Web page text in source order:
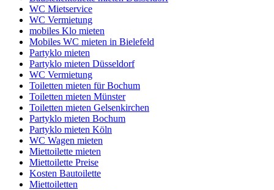
WC Mietservice
WC Vermietung
mobiles Klo mieten
Mobiles WC mieten in Bielefeld
Partyklo mieten
Partyklo mieten Düsseldorf
WC Vermietung
Toiletten mieten für Bochum
Toiletten mieten Münster
Toiletten mieten Gelsenkirchen
Partyklo mieten Bochum
Partyklo mieten Köln
WC Wagen mieten
Miettoilette mieten
Miettoilette Preise
Kosten Bautoilette
Miettoiletten